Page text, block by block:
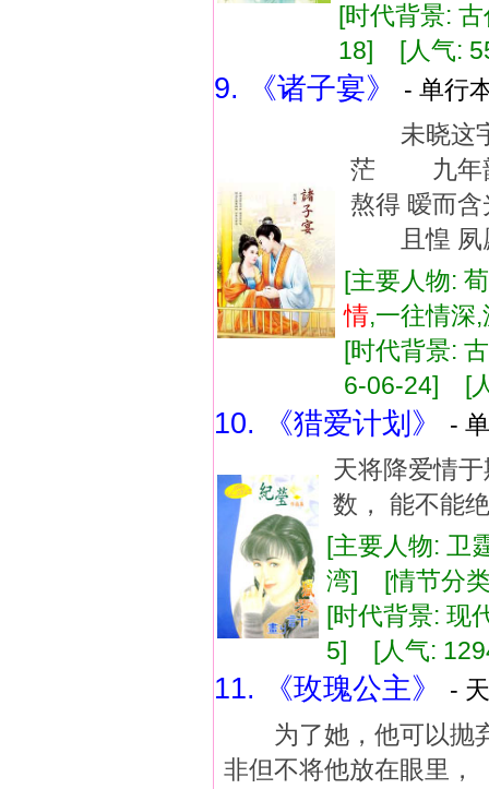
[时代背景:
18] [人气:
9. 《诸子宴》
- 单行
未晓这宇
茫 九年
熬得 暧而
且惶 夙
[主要人物:
情,一往情
[时代背景:
6-06-24] [
10. 《猎爱计划》
-
天将降爱情
数， 能不能
[主要人物: 卫
湾] [情节分
[时代背景:
5] [人气:
11. 《玫瑰公主》
-
为了她，他可以抛
非但不将他放在眼